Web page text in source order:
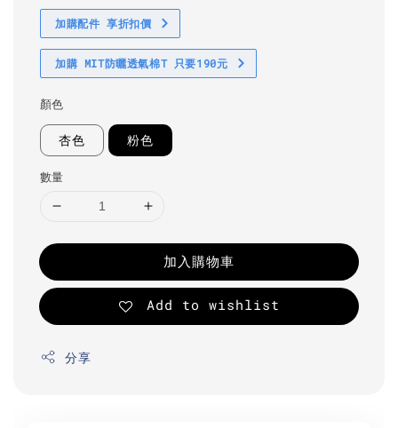
加購配件 享折扣價
加購 MIT防曬透氣棉T 只要190元
顏色
杏色 粉色
數量
加入購物車
Add to wishlist
分享